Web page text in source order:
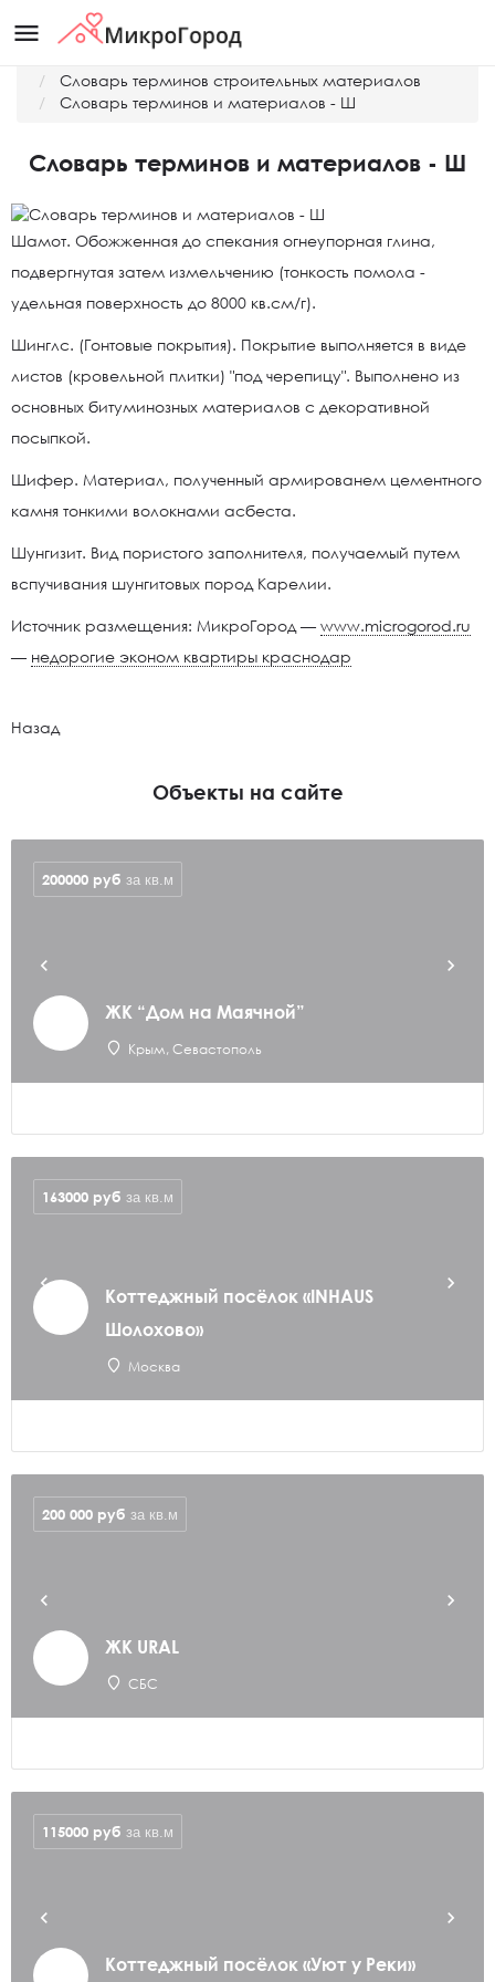
menu
Словарь терминов строительных материалов
Словарь терминов и материалов - Ш
Словарь терминов и материалов - Ш
Шамот. Обожженная до спекания огнеупорная глина,
подвергнутая затем измельчению (тонкость помола -
удельная поверхность до 8000 кв.см/г).
Шинглс. (Гонтовые покрытия). Покрытие выполняется в виде
листов (кровельной плитки) "под черепицу". Выполнено из
основных битуминозных материалов с декоративной
посыпкой.
Шифер. Материал, полученный армированем цементного
камня тонкими волокнами асбеста.
Шунгизит. Вид пористого заполнителя, получаемый путем
вспучивания шунгитовых пород Карелии.
Источник размещения: МикроГород — www.microgorod.ru
— недорогие эконом квартиры краснодар
Назад
Объекты на сайте
ЖК “Дом на Маячной”
Крым, Севастополь
200000 руб за кв.м
Коттеджный посёлок «INHAUS
Шолохово»
Москва
163000 руб за кв.м
ЖК URAL
СБС
200 000 руб за кв.м
Коттеджный посёлок «Уют у Реки»
115000 руб за кв.м